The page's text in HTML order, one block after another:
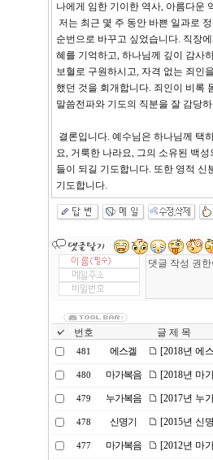
나에게 임한 기이한 역사, 아름다운
저는 최근 몇 주 동안 바쁜 일과로
순번으로 바꾸고 싶었습니다. 직장
혜를 기억하고, 하나님께 깊이 감사
보혈로 구원하시고, 자격 없는 죄인
했던 것을 회개합니다. 죄인이 비록
말씀전파와 기도의 직분을 잘 감당
결론입니다. 예수님은 하나님께 택
요, 거룩한 나라요, 그의 소유된 백
들이 되길 기도합니다. 또한 영적 신
기도합니다.
번호 글 제 목
481 에스겔 [2018년 에
480 마가복음 [2018년 마
479 누가복음 [2017년 누
478 신명기 [2015년 신
477 마가복음 [2012년 마